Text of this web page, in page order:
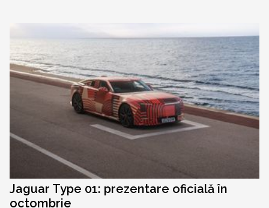
Jaguar Type 01: prezentare oficială în
octombrie